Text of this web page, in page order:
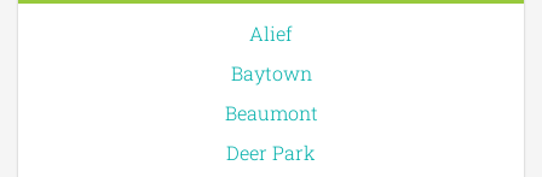
Alief
Baytown
Beaumont
Deer Park